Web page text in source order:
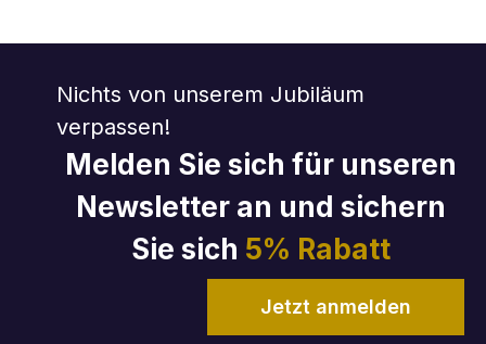
Nichts von unserem Jubiläum
verpassen!
Melden Sie sich für unseren
Newsletter an und sichern
Sie sich 5% Rabatt
Jetzt anmelden